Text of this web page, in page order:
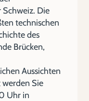
Die
technischen
des
Brücken,
Aussichten
werden Sie
Uhr in